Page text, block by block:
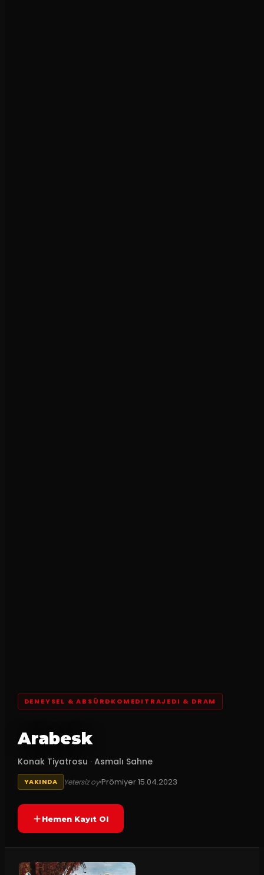
DENEYSEL & ABSÜRDKOMEDITRAJEDI & DRAM
Arabesk
Konak Tiyatrosu · Asmalı Sahne
YAKINDA Yetersiz oyPrömiyer15.04.2023
Hemen Kayıt Ol